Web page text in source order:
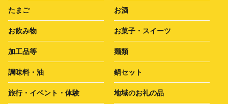
たまご お酒
お飲み物 お菓子・スイーツ
加工品等 麺類
調味料・油 鍋セット
旅行・イベント・体験 地域のお礼の品